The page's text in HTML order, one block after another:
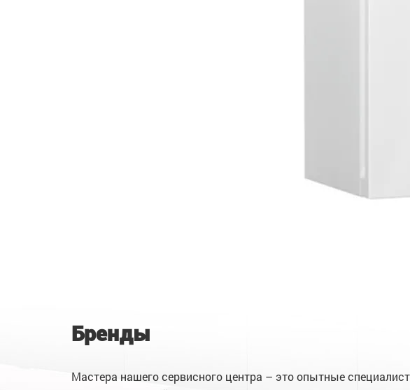
Бренды
Мастера нашего сервисного центра – это опытные